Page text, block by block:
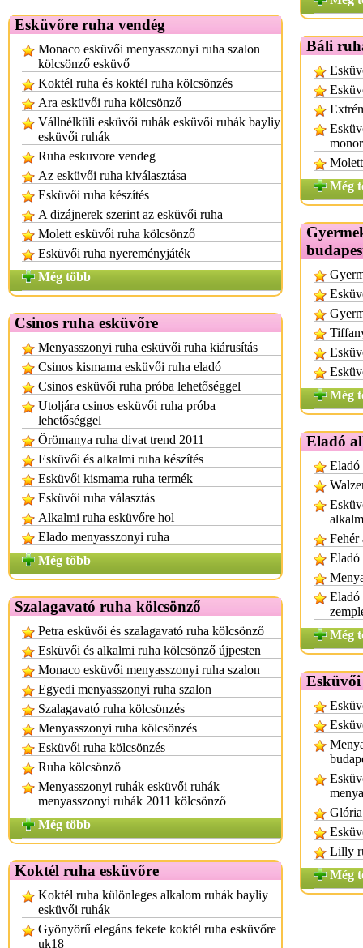
Esküvőre ruha vendég
Monaco esküvői menyasszonyi ruha szalon
kölcsönző esküvő
Koktél ruha és koktél ruha kölcsönzés
Ara esküvői ruha kölcsönző
Vállnélküli esküvői ruhák esküvői ruhák bayliy
esküvői ruhák
Ruha eskuvore vendeg
Az esküvői ruha kiválasztása
Esküvői ruha készítés
A dizájnerek szerint az esküvői ruha
Molett esküvői ruha kölcsönző
Esküvői ruha nyereményjáték
Még több
Csinos ruha esküvőre
Menyasszonyi ruha esküvői ruha kiárusítás
Csinos kismama esküvői ruha eladó
Csinos esküvői ruha próba lehetőséggel
Utoljára csinos esküvői ruha próba
lehetőséggel
Örömanya ruha divat trend 2011
Esküvői és alkalmi ruha készítés
Esküvői kismama ruha termék
Esküvői ruha választás
Alkalmi ruha esküvőre hol
Elado menyasszonyi ruha
Még több
Szalagavató ruha kölcsönző
Petra esküvői és szalagavató ruha kölcsönző
Esküvői és alkalmi ruha kölcsönző újpesten
Monaco esküvői menyasszonyi ruha szalon
Egyedi menyasszonyi ruha szalon
Szalagavató ruha kölcsönzés
Menyasszonyi ruha kölcsönzés
Esküvői ruha kölcsönzés
Ruha kölcsönző
Menyasszonyi ruhák esküvői ruhák
menyasszonyi ruhák 2011 kölcsönző
Még több
Koktél ruha esküvőre
Koktél ruha különleges alkalom ruhák bayliy
esküvői ruhák
Gyönyörű elegáns fekete koktél ruha esküvőre
uk18
Báli
Még
Még
Eladó
Eladó
Fehér
Eladó
Eladó
Még
Esküvői
Lilly
Még